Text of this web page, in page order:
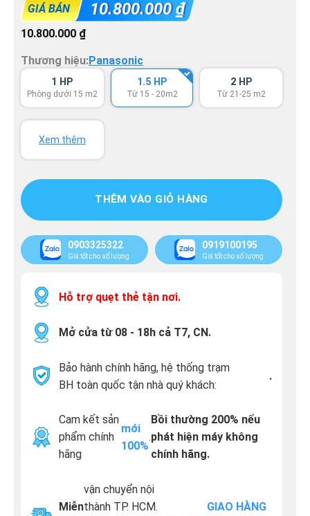
GIÁ BÁN 10.800.000₫
10.800.000 ₫
Thương hiệu:Panasonic
1 HP
Phòng dưới 15 m2
1.5 HP
Từ 15 - 20m2
2 HP
Từ 21-25 m2
Xem thêm
THÊM VÀO GIỎ HÀNG
0903325322
Giá tốt cho số lượng
0919100195
Giá tốt cho số lượng
Hỗ trợ quẹt thẻ tận nơi.
Mở cửa từ 08 - 18h cả T7, CN.
Bảo hành chính hãng, hệ thống trạm
BH toàn quốc tận nhà quý khách:
.
Cam kết sản
phẩm chính
hãng
mới
100%
.
Bồi thường 200% nếu
phát hiện máy không
chính hãng.
Miễn
vận chuyển nội
thành TP. HCM.
GIAO HÀNG